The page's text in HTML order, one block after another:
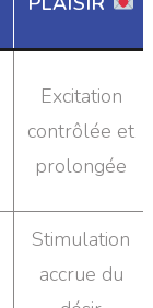
Excitation
contrôlée et
prolongée
Stimulation
accrue du